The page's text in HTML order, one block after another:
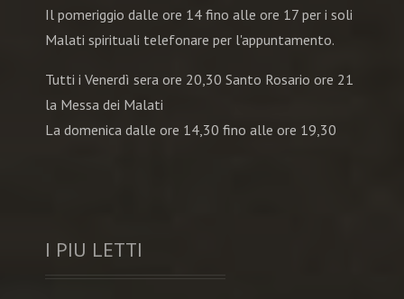
Il pomeriggio dalle ore 14 fino alle ore 17 per i soli
Malati spirituali telefonare per l'appuntamento.
Tutti i Venerdì sera ore 20,30 Santo Rosario ore 21
la Messa dei Malati
La domenica dalle ore 14,30 fino alle ore 19,30
I PIU LETTI